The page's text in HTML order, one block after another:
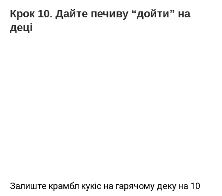
Крок 10. Дайте печиву “дойти” на
деці
Залиште крамбл кукіс на гарячому деку на 10